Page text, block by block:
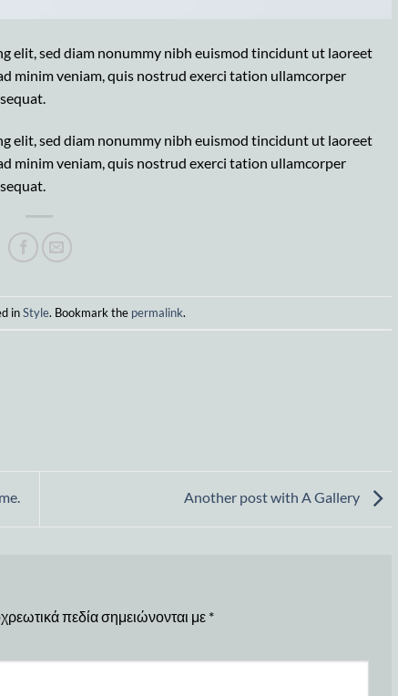
elit, sed diam nonummy nibh euismod tincidunt ut laoreet
minim veniam, quis nostrud exerci tation ullamcorper
elit, sed diam nonummy nibh euismod tincidunt ut laoreet
minim veniam, quis nostrud exerci tation ullamcorper
inStyle. Bookmark the permalink.
Another post with A Gallery
πεδία σημειώνονται με *